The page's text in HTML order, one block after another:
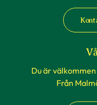
Du är
Från